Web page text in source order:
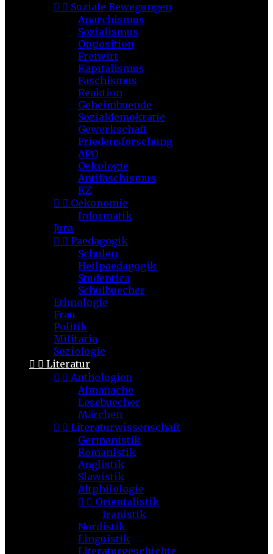
  Soziale Bewegungen
Anarchismus
Sozialismus
Opposition
Freiwirt
Kapitalismus
Faschismus
Reaktion
Geheimbuende
Sozialdemokratie
Gewerkschaft
Friedensforschung
APO
Oekologie
Antifaschismus
KZ
  Oekonomie
Informatik
Jura
  Paedagogik
Schulen
Heilpaedagogik
Studentica
Schulbuecher
Ethnologie
Frau
Politik
Militaria
Soziologie
  Literatur
  Anthologien
Almanache
Lesebuecher
Märchen
  Literaturwissenschaft
Germanistik
Romanistik
Anglistik
Slawistik
Altphilologie
  Orientalistik
Iranistik
Nordistik
Linguistik
Literaturgeschichte